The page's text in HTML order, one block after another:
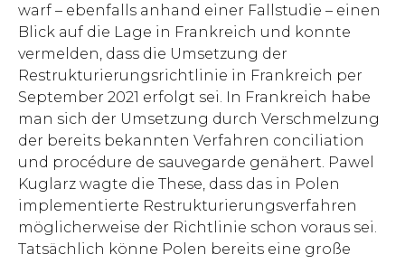
warf – ebenfalls anhand einer Fallstudie – einen
Blick auf die Lage in Frankreich und konnte
vermelden, dass die Umsetzung der
Restrukturierungsrichtlinie in Frankreich per
September 2021 erfolgt sei. In Frankreich habe
man sich der Umsetzung durch Verschmelzung
der bereits bekannten Verfahren conciliation
und procédure de sauvegarde genähert. Pawel
Kuglarz wagte die These, dass das in Polen
implementierte Restrukturierungsverfahren
möglicherweise der Richtlinie schon voraus sei.
Tatsächlich könne Polen bereits eine große